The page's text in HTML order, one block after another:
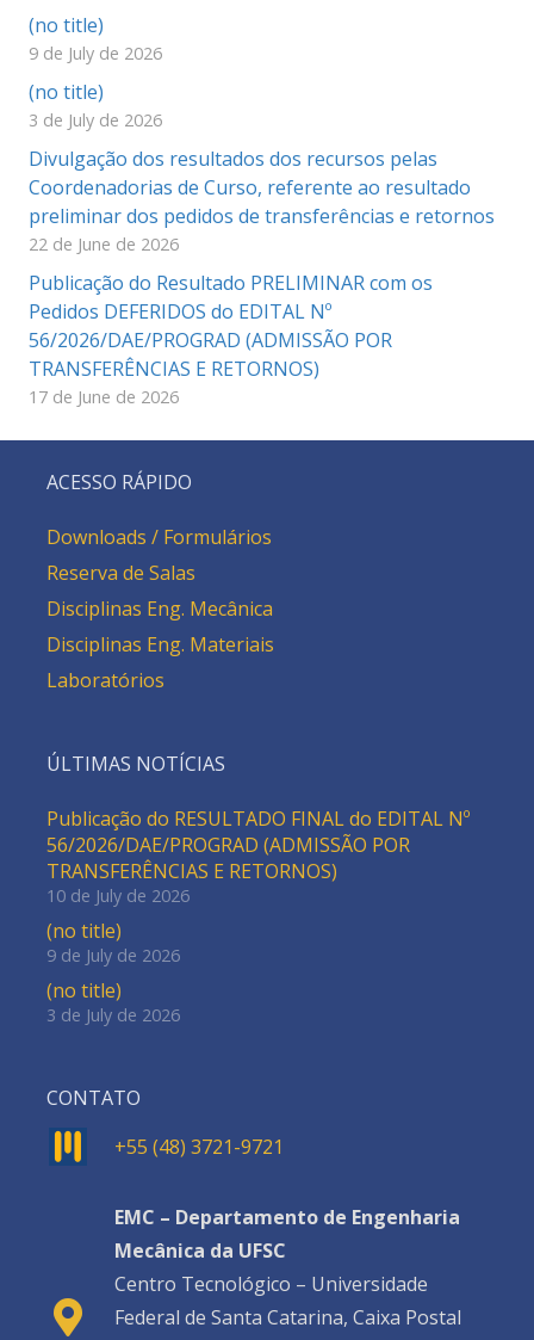
(no title)
9 de July de 2026
(no title)
3 de July de 2026
Divulgação dos resultados dos recursos pelas
Coordenadorias de Curso, referente ao resultado
preliminar dos pedidos de transferências e retornos
22 de June de 2026
Publicação do Resultado PRELIMINAR com os
Pedidos DEFERIDOS do EDITAL Nº
56/2026/DAE/PROGRAD (ADMISSÃO POR
TRANSFERÊNCIAS E RETORNOS)
17 de June de 2026
ACESSO RÁPIDO
Downloads / Formulários
Reserva de Salas
Disciplinas Eng. Mecânica
Disciplinas Eng. Materiais
Laboratórios
ÚLTIMAS NOTÍCIAS
Publicação do RESULTADO FINAL do EDITAL Nº
56/2026/DAE/PROGRAD (ADMISSÃO POR
TRANSFERÊNCIAS E RETORNOS)
10 de July de 2026
(no title)
9 de July de 2026
(no title)
3 de July de 2026
CONTATO
+55 (48) 3721-9721
EMC – Departamento de Engenharia
Mecânica da UFSC
Centro Tecnológico – Universidade
Federal de Santa Catarina, Caixa Postal